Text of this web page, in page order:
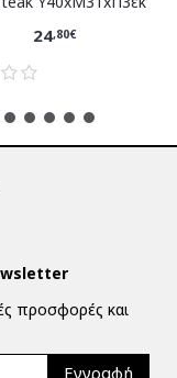
24,80€
προσφορές και
Εγγραφή